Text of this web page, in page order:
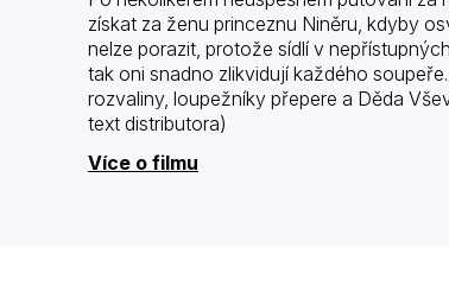
získat za ženu princeznu Niněru, kdyby
nelze porazit, protože sídlí v
tak oni snadno zlikvidují každého
rozvaliny, loupežníky přepere a Děda
text distributora)
Více o filmu